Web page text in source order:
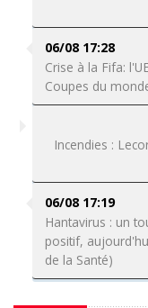
06/08 17:28
Crise à la Fifa:
Coupes du
Incendies :
06/08 17:19
Hantavirus : un
positif,
de la Santé)